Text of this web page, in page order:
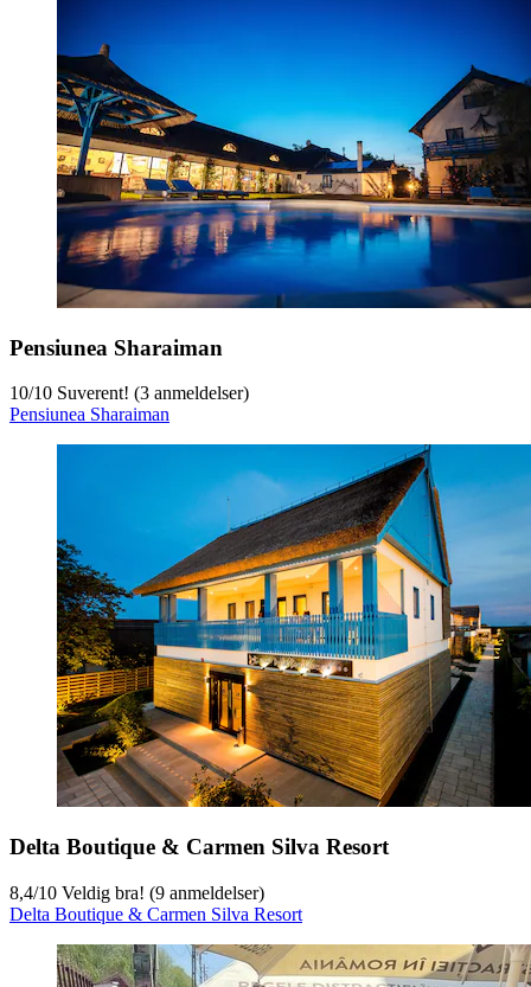
Pensiunea Sharaiman
10/10 Suverent! (3 anmeldelser)
Pensiunea Sharaiman
Delta Boutique & Carmen Silva Resort
8,4/10 Veldig bra! (9 anmeldelser)
Delta Boutique & Carmen Silva Resort